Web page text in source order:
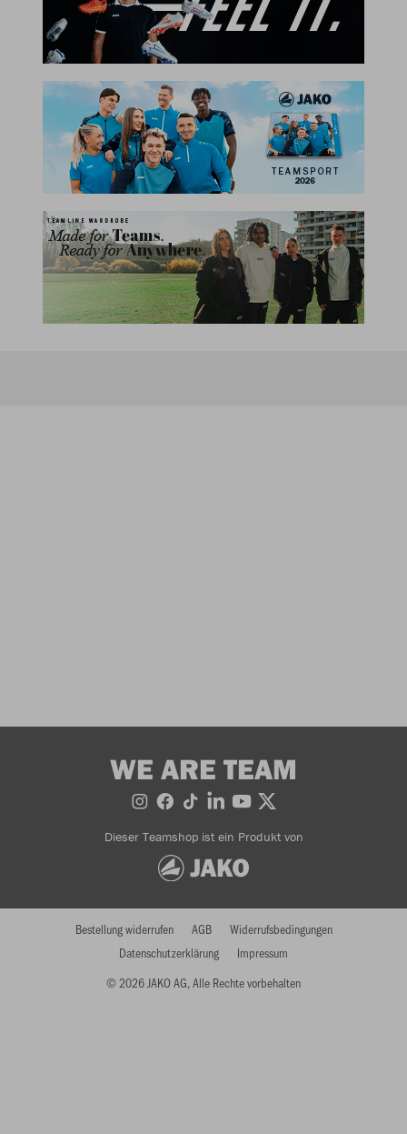
WE ARE TEAM
Dieser Teamshop ist ein Produkt von
© 2026 JAKO AG, Alle Rechte vorbehalten
Bestellung widerrufen AGB
Widerrufsbedingungen
Datenschutzerklärung
Impressum